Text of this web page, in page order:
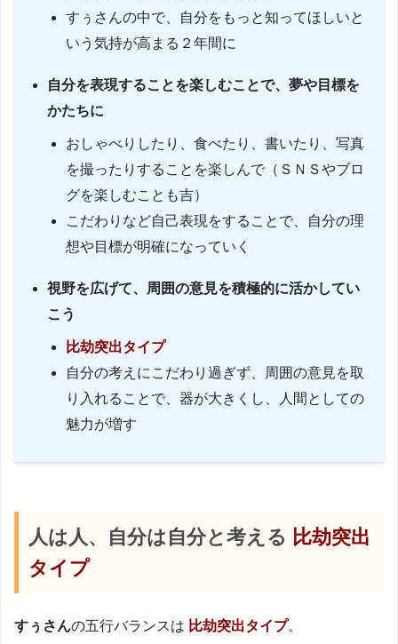
すぅさんの中で、自分をもっと知ってほしいと
いう気持が高まる２年間に
自分を表現することを楽しむことで、夢や目標を
かたちに
おしゃべりしたり、食べたり、書いたり、写真
を撮ったりすることを楽しんで（ＳＮＳやブロ
グを楽しむことも吉）
こだわりなど自己表現をすることで、自分の理
想や目標が明確になっていく
視野を広げて、周囲の意見を積極的に活かしてい
こう
比劫突出タイプ
自分の考えにこだわり過ぎず、周囲の意見を取
り入れることで、器が大きくし、人間としての
魅力が増す
人は人、自分は自分と考える 比劫突出
タイプ
すぅさんの五行バランスは 比劫突出タイプ。